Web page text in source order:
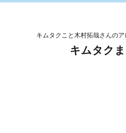
キムタクこと木村拓哉さんの
キムタク